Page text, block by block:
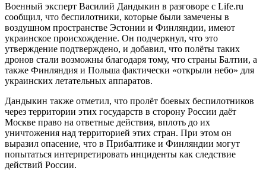
Военный эксперт Василий Дандыкин в разговоре с Life.ru
сообщил, что беспилотники, которые были замечены в
воздушном пространстве Эстонии и Финляндии, имеют
украинское происхождение. Он подчеркнул, что это
утверждение подтверждено, и добавил, что полёты таких
дронов стали возможны благодаря тому, что страны Балтии, а
также Финляндия и Польша фактически «открыли небо» для
украинских летательных аппаратов.
Дандыкин также отметил, что пролёт боевых беспилотников
через территории этих государств в сторону России даёт
Москве право на ответные действия, вплоть до их
уничтожения над территорией этих стран. При этом он
выразил опасение, что в Прибалтике и Финляндии могут
попытаться интерпретировать инциденты как следствие
действий России.